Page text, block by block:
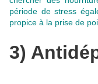
période de stress
propice à la prise de
3)